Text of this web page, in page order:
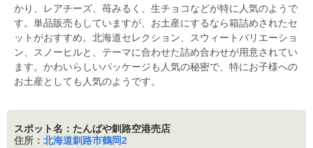
かり、レアチーズ、苺みるく、生チョコなどが特に人気のようで
す。単品販売もしていますが、お土産にするなら箱詰めされたセ
ットがおすすめ。北海道セレクション、スウィートバリエーショ
ン、スノーヒルと、テーマに合わせた詰め合わせが用意されてい
ます。かわいらしいパッケージも人気の秘密で、特にお子様への
お土産としても人気のようです。
スポット名：たんばや釧路空港売店
住所： 北海道釧路市鶴岡2